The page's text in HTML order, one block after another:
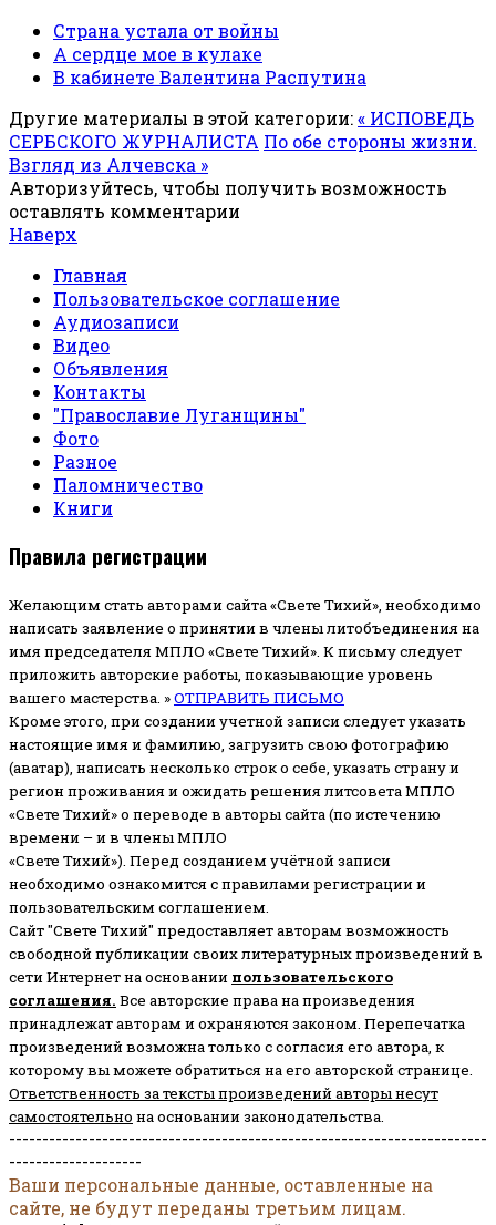
Страна устала от войны
А сердце мое в кулаке
В кабинете Валентина Распутина
Другие материалы в этой категории:« ИСПОВЕДЬ
СЕРБСКОГО ЖУРНАЛИСТА По обе стороны жизни.
Взгляд из Алчевска »
Авторизуйтесь, чтобы получить возможность
оставлять комментарии
Наверх
Главная
Пользовательское соглашение
Аудиозаписи
Видео
Объявления
Контакты
"Православие Луганщины"
Фото
Разное
Паломничество
Книги
Правила регистрации
Желающим стать авторами сайта «Свете Тихий», необходимо
написать заявление о принятии в члены литобъединения на
имя председателя МПЛО «Свете Тихий». К письму следует
приложить авторские работы, показывающие уровень
вашего мастерства. »ОТПРАВИТЬ ПИСЬМО
Кроме этого, при создании учетной записи следует указать
настоящие имя и фамилию, загрузить свою фотографию
(аватар), написать несколько строк о себе, указать страну и
регион проживания и ожидать решения литсовета МПЛО
«Свете Тихий» о переводе в авторы сайта (по истечению
времени – и в члены МПЛО
«Свете Тихий»). Перед созданием учётной записи
необходимо ознакомится с правилами регистрации и
пользовательским соглашением.
Сайт "Свете Тихий" предоставляет авторам возможность
свободной публикации своих литературных произведений в
сети Интернет на основании пользовательского
соглашения. Все авторские права на произведения
принадлежат авторам и охраняются законом. Перепечатка
произведений возможна только с согласия его автора, к
которому вы можете обратиться на его авторской странице.
Ответственность за тексты произведений авторы несут
самостоятельно на основании законодательства.
------------------------------------------------------------------------
--------------------
Ваши персональные данные, оставленные на
сайте, не будут переданы третьим лицам.